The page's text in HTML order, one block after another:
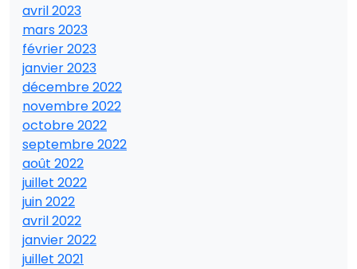
avril 2023
mars 2023
février 2023
janvier 2023
décembre 2022
novembre 2022
octobre 2022
septembre 2022
août 2022
juillet 2022
juin 2022
avril 2022
janvier 2022
juillet 2021